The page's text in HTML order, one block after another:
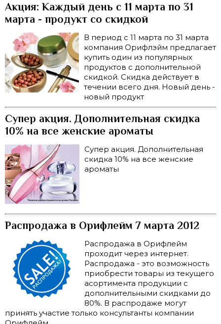
Акция: Каждый день с 11 марта по 31
марта - продукт со скидкой
В период с 11 марта по 31 марта
компания Орифлэйм предлагает
купить один из популярных
продуктов с дополнительной
скидкой. Скидка действует в
течении всего дня. Новый день -
новый продукт
Супер акция. Дополнительная скидка
10% на все женские ароматы
Супер акция. Дополнительная
скидка 10% на все женские
ароматы
Распродажа в Орифлейм 7 марта 2012
Распродажа в Орифлейм
проходит через интернет.
Распродажа - это возможность
приобрести товары из текущего
асортимента продукции с
дополнительными скидками до
80%. В распродаже могут
принять участие только консультанты компании